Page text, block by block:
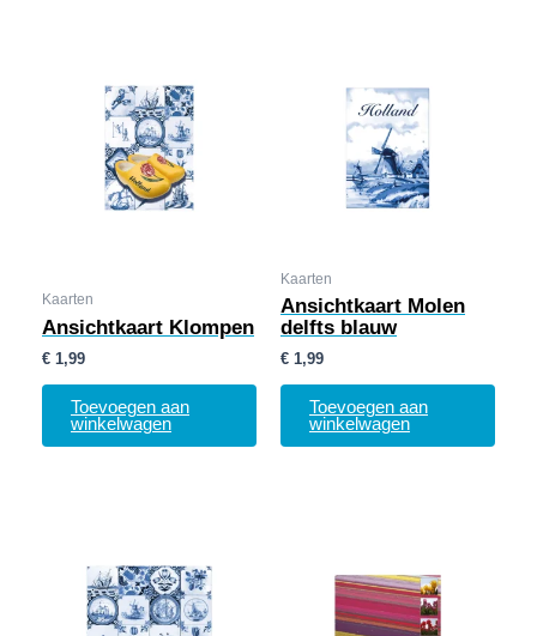
Kaarten
Ansichtkaart Klompen
€ 1,99
Toevoegen aan
winkelwagen
Kaarten
Ansichtkaart Molen
delfts blauw
€ 1,99
Toevoegen aan
winkelwagen